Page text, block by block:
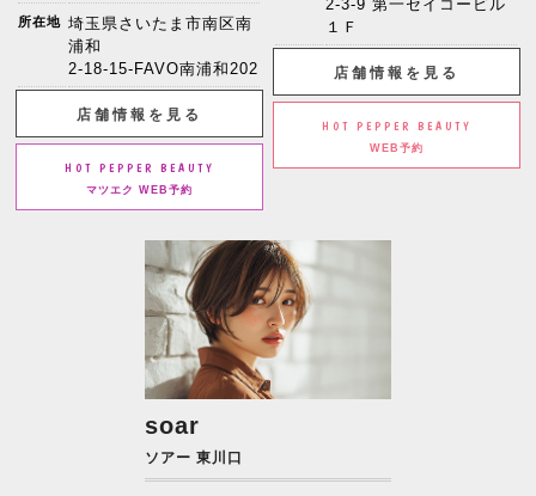
所在地 埼玉県さいたま市南区南
浦和
2-18-15-FAVO南浦和202
店舗情報を見る
HOT PEPPER BEAUTY
マツエク WEB予約
2-3-9 第一セイコービル
１Ｆ
店舗情報を見る
HOT PEPPER BEAUTY
WEB予約
soar
ソアー 東川口